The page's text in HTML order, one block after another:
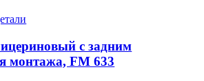
с задним
монтажа, FM 633